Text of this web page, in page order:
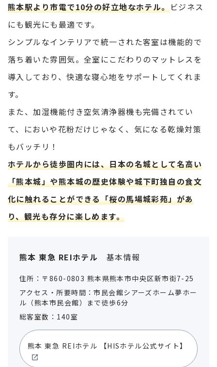
熊本駅より市電で10分の好立地なホテル。ビジネス
にも観光にも最適です。
シンプルなインテリアで統一された客室は機能的で
落ち着いた雰囲気。全室にこだわりのマットレスを
導入しており、快適な寝心地をサポートしてくれま
す。
また、加湿機能付き空気清浄器機も完備されてい
て、においや花粉だけじゃなく、気になる乾燥対策
もバッチリ！
ホテルから徒歩圏内には、日本の名城として名高い
「熊本城」や熊本城の歴史体験や城下町独自の食文
化に触れることができる「桜の馬場城彩苑」があ
り、観光も存分に楽しめます。
熊本 東急 REIホテル 基本情報
住所：〒860-0803 熊本県熊本市中央区新市街7-25
アクセス・所要時間：市民会館シアーズホーム夢ホー
ル（熊本市民会館）まで徒歩6分
総客室数：140室
熊本 東急 REIホテル 【HISホテル公式サイト】